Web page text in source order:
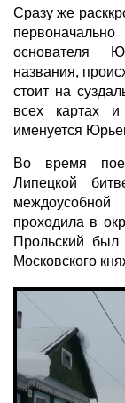
Сразу же
основателя
названия,
стоит на
всех картах
именуется
Во время
Липецкой
междоусобной
проходила в
Прольский
Московского